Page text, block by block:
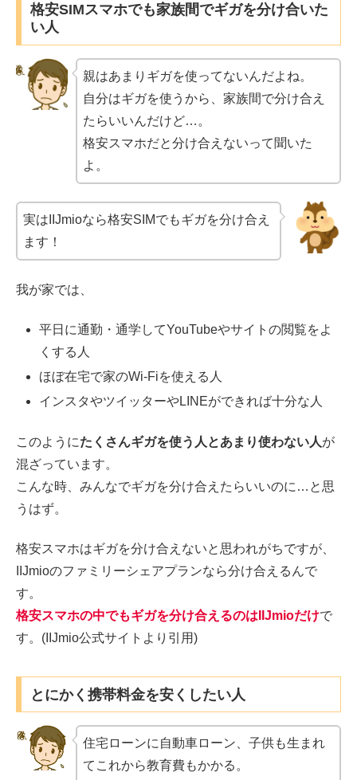
格安SIMスマホでも家族間でギガを分け合いた
い人
親はあまりギガを使ってないんだよね。
自分はギガを使うから、家族間で分け合え
たらいいんだけど…。
格安スマホだと分け合えないって聞いた
よ。
実はIIJmioなら格安SIMでもギガを分け合え
ます！
我が家では、
平日に通勤・通学してYouTubeやサイトの閲覧をよ
くする人
ほぼ在宅で家のWi-Fiを使える人
インスタやツイッターやLINEができれば十分な人
このようにたくさんギガを使う人とあまり使わない人が
混ざっています。
こんな時、みんなでギガを分け合えたらいいのに…と思
うはず。
格安スマホはギガを分け合えないと思われがちですが、
IIJmioのファミリーシェアプランなら分け合えるんで
す。
格安スマホの中でもギガを分け合えるのはIIJmioだけで
す。(IIJmio公式サイトより引用)
とにかく携帯料金を安くしたい人
住宅ローンに自動車ローン、子供も生まれ
てこれから教育費もかかる。